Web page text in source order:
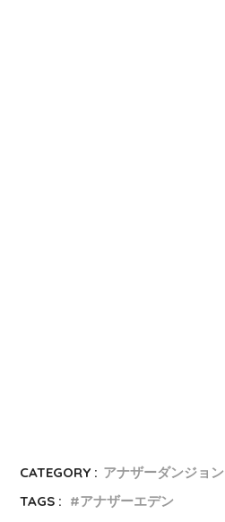
CATEGORY : アナザーダンジョン
TAGS :
アナザーエデン